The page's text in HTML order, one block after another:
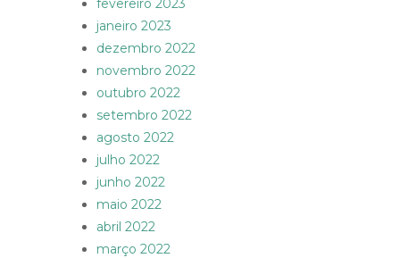
fevereiro 2023
janeiro 2023
dezembro 2022
novembro 2022
outubro 2022
setembro 2022
agosto 2022
julho 2022
junho 2022
maio 2022
abril 2022
março 2022